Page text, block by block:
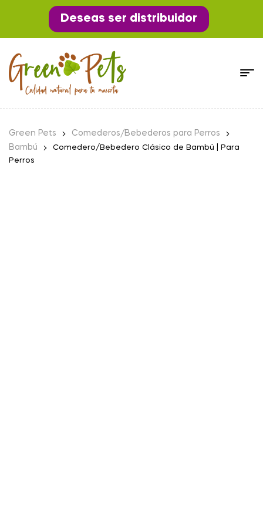
Deseas ser distribuidor
Green Pets
Comederos/Bebederos para Perros
Bambú
Comedero/Bebedero Clásico de Bambú | Para
Perros